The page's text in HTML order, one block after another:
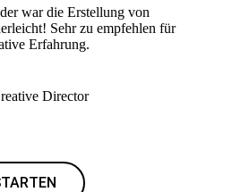
war die Erstellung von
Sehr zu empfehlen für
Erfahrung.
Director